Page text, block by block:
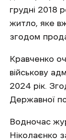
грудні 2018
житло, яке
згодом
Кравченко
військову
2024 рік.
Державної
Водночас
Ніколаєнко